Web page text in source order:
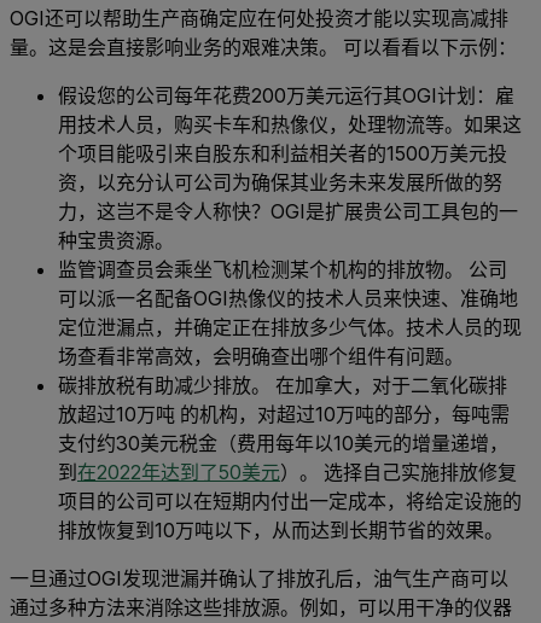
OGI还可以帮助生产商确定应在何处投资才能以实现高减排
量。这是会直接影响业务的艰难决策。 可以看看以下示例：
假设您的公司每年花费200万美元运行其OGI计划：雇
用技术人员，购买卡车和热像仪，处理物流等。如果这
个项目能吸引来自股东和利益相关者的1500万美元投
资，以充分认可公司为确保其业务未来发展所做的努
力，这岂不是令人称快？OGI是扩展贵公司工具包的一
种宝贵资源。
监管调查员会乘坐飞机检测某个机构的排放物。 公司
可以派一名配备OGI热像仪的技术人员来快速、准确地
定位泄漏点，并确定正在排放多少气体。技术人员的现
场查看非常高效，会明确查出哪个组件有问题。
碳排放税有助减少排放。 在加拿大，对于二氧化碳排
放超过10万吨 的机构，对超过10万吨的部分，每吨需
支付约30美元税金（费用每年以10美元的增量递增，
到 在2022年达到了50美元）。 选择自己实施排放修复
项目的公司可以在短期内付出一定成本，将给定设施的
排放恢复到10万吨以下，从而达到长期节省的效果。
一旦通过OGI发现泄漏并确认了排放孔后，油气生产商可以
通过多种方法来消除这些排放源。例如，可以用干净的仪器